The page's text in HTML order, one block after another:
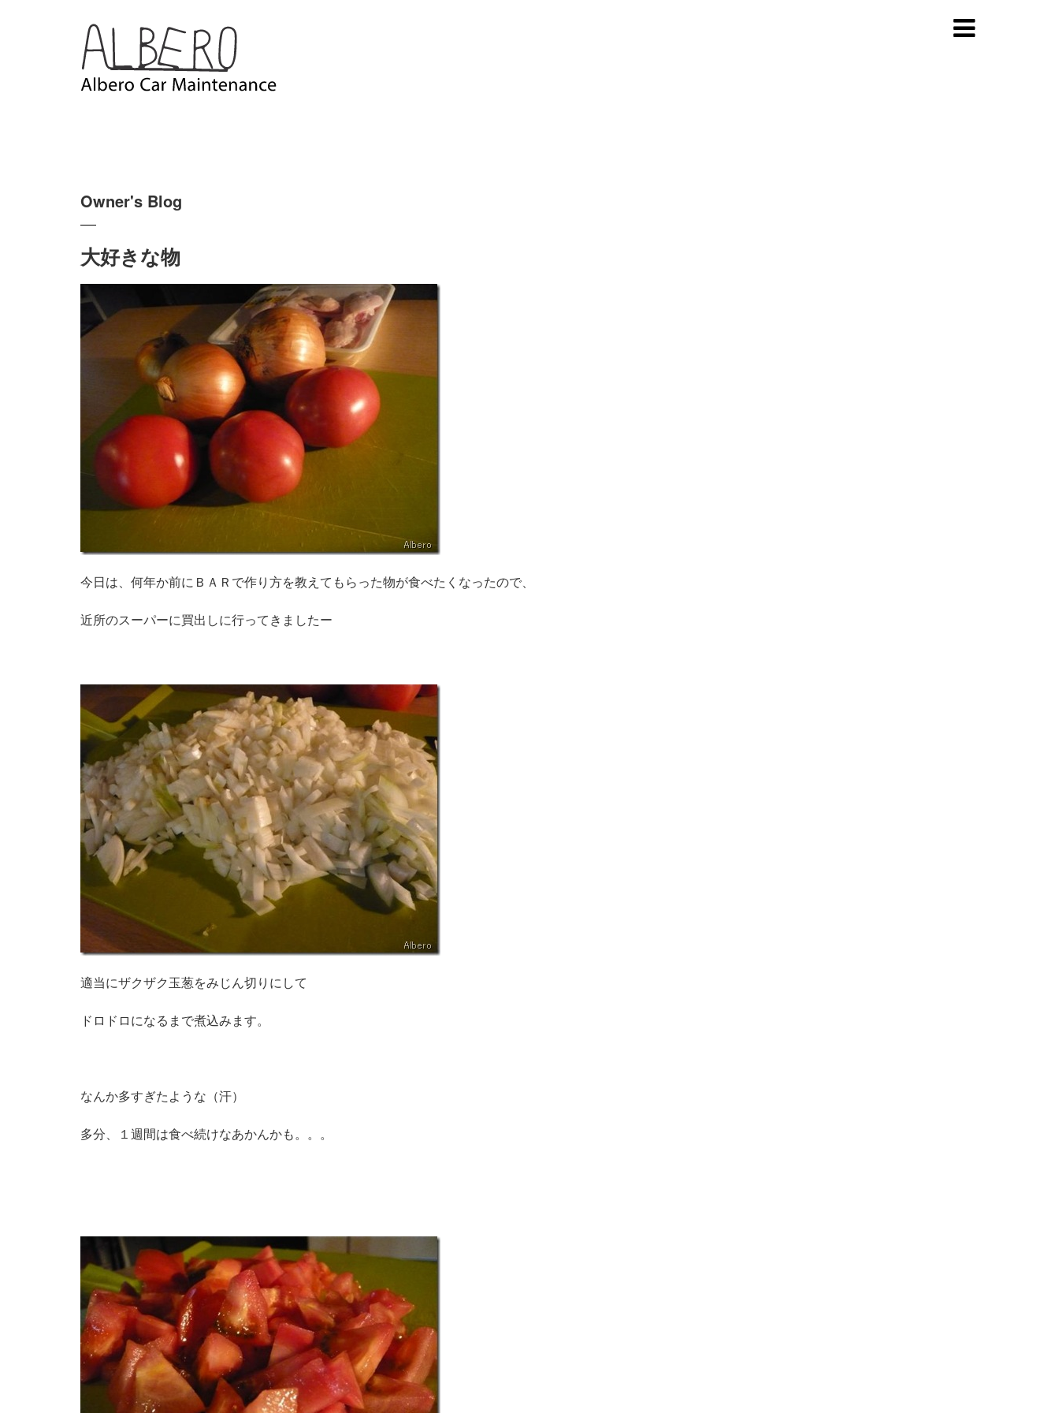
Owner's Blog
大好きな物
今日は、何年か前にＢＡＲで作り方を教えてもらった物が食べたくなったので、
近所のスーパーに買出しに行ってきましたー
適当にザクザク玉葱をみじん切りにして
ドロドロになるまで煮込みます。
なんか多すぎたような（汗）
多分、１週間は食べ続けなあかんかも。。。